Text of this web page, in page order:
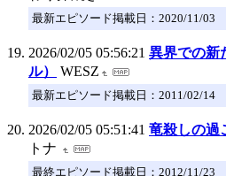
最新エピソード掲載日：2020/11/03
2026/02/05 05:56:21 異界での新
ル）
WESZ
最新エピソード掲載日：2011/02/14
2026/02/05 05:51:41 竜殺しの過
トナ
最終エピソード掲載日：2012/11/23